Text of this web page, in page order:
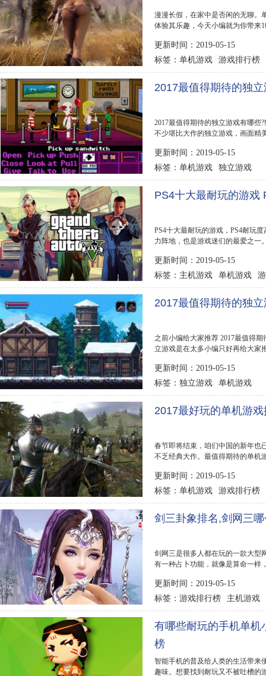
漫漫长假，在家中是否闲的无聊。
体验其乐趣，今天小编就为你带来
更新时间：2019-05-15
标签： 单机游戏 游戏排行榜
2017最值得期待的独
2017最值得期待的独立游戏有哪些
不少堪比大作的独立游戏，画面精
更新时间：2019-05-15
标签： 单机游戏 独立游戏
PS4十大最耐玩的游戏
PS4十大最耐玩的游戏，PS4耐玩
力阵地，也是游戏迷们的最爱之一
更新时间：2019-05-15
标签： 主机游戏 单机游戏
2017最值得期待的独
之前小编给大家推荐 2017最值得
立游戏是在太多小编只好再给大家
更新时间：2019-05-15
标签： 独立游戏 单机游戏
2017最好玩的单机游
春节即将结束，咱们中国的新年也
不乏经典大作。最值得期待的单机
更新时间：2019-05-15
标签： 单机游戏 游戏排行榜
剑三卦象排名,剑网三
剑网三是很多人都在玩的一款大型
有一种占卜功能，就像是算命一样
更新时间：2019-05-15
标签： 游戏排行榜 主机游戏
有哪些耐玩的手机单机
榜
智能手机的普及给人类的生活带来
趣味。想要找到耐玩又不被吐槽的